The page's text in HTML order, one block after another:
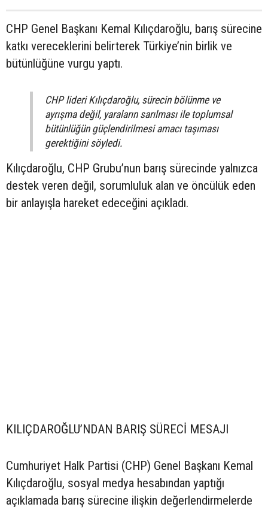
CHP Genel Başkanı Kemal Kılıçdaroğlu, barış sürecine
katkı vereceklerini belirterek Türkiye’nin birlik ve
bütünlüğüne vurgu yaptı.
CHP lideri Kılıçdaroğlu, sürecin bölünme ve
ayrışma değil, yaraların sarılması ile toplumsal
bütünlüğün güçlendirilmesi amacı taşıması
gerektiğini söyledi.
Kılıçdaroğlu, CHP Grubu’nun barış sürecinde yalnızca
destek veren değil, sorumluluk alan ve öncülük eden
bir anlayışla hareket edeceğini açıkladı.
KILIÇDAROĞLU’NDAN BARIŞ SÜRECİ MESAJI
Cumhuriyet Halk Partisi (CHP) Genel Başkanı Kemal
Kılıçdaroğlu, sosyal medya hesabından yaptığı
açıklamada barış sürecine ilişkin değerlendirmelerde